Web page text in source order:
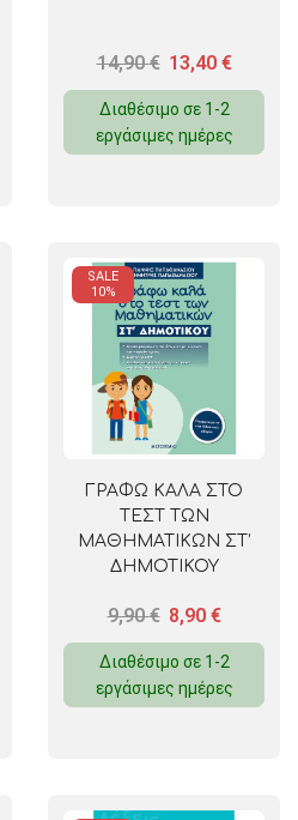
14,90€ 13,40 €
Διαθέσιμο σε 1-2
εργάσιμες ημέρες
SALE
10%
ΓΡΑΦΩ ΚΑΛΑ ΣΤΟ
ΤΕΣΤ ΤΩΝ
ΜΑΘΗΜΑΤΙΚΩΝ ΣΤ’
ΔΗΜΟΤΙΚΟΥ
9,90€ 8,90 €
Διαθέσιμο σε 1-2
εργάσιμες ημέρες